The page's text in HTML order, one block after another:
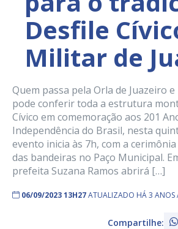
Desfile
Militar de
Quem passa pela Orla de Juazeiro
pode conferir toda a estrutura
Cívico em comemoração aos 201
Independência do Brasil, nesta
evento inicia às 7h, com a
das bandeiras no Paço Municipal.
prefeita Suzana Ramos abrirá […]
06/09/2023 13H27ATUALIZADO HÁ 3 ANOS
Compartilhe: